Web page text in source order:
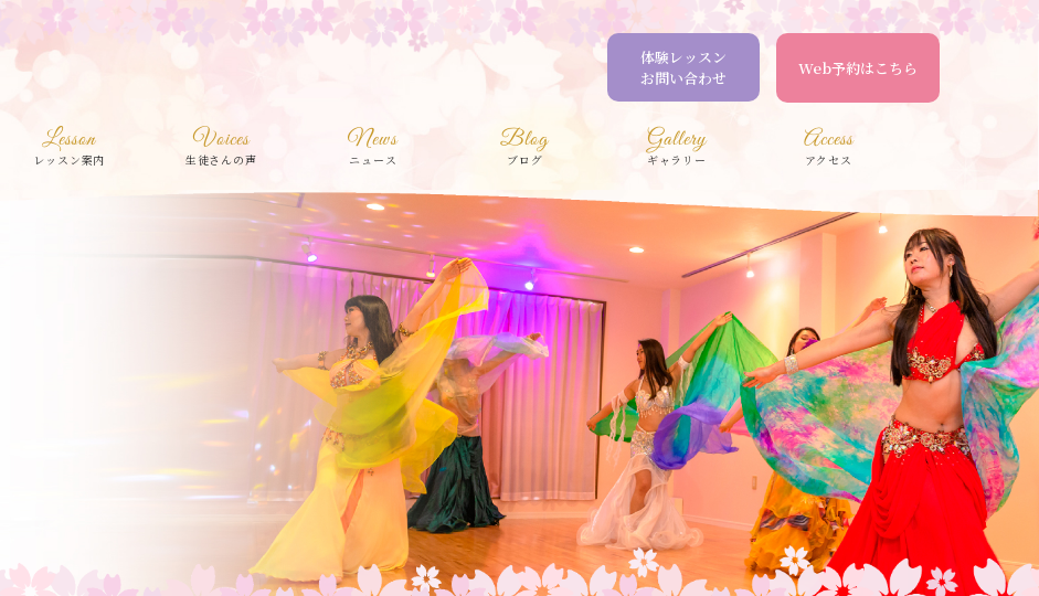
体験レッスン
お問い合わせ
Web予約はこちら
Lesson
レッスン案内
Voices
生徒さんの声
News
ニュース
Blog
ブログ
Gallery
ギャラリー
Access
アクセス